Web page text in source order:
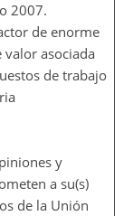
2007.
de enorme
valor asociada
de trabajo
y
a su(s)
de la Unión